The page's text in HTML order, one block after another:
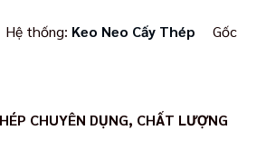
Hệ thống: Keo Neo Cấy Thép
Gốc
CHUYÊN DỤNG, CHẤT LƯỢNG